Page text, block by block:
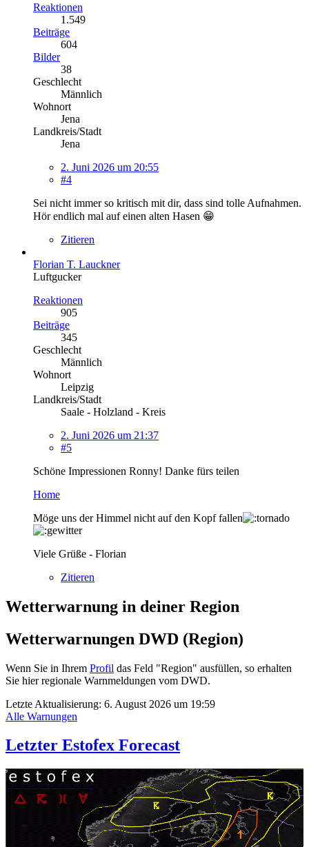
Reaktionen
1.549
Beiträge
604
Bilder
38
Geschlecht
Männlich
Wohnort
Jena
Landkreis/Stadt
Jena
2. Juni 2026 um 20:55
#4
Sei nicht immer so kritisch mit dir, dass sind tolle Aufnahmen.
Hör endlich mal auf einen alten Hasen 😁
Zitieren
Florian T. Lauckner
Luftgucker
Reaktionen
905
Beiträge
345
Geschlecht
Männlich
Wohnort
Leipzig
Landkreis/Stadt
Saale - Holzland - Kreis
2. Juni 2026 um 21:37
#5
Schöne Impressionen Ronny! Danke fürs teilen
Home
Möge uns der Himmel nicht auf den Kopf fallen
Viele Grüße - Florian
Zitieren
Wetterwarnung in deiner Region
Wetterwarnungen DWD (Region)
Wenn Sie in Ihrem Profil das Feld "Region" ausfüllen, so erhalten
Sie hier regionale Warnmeldungen vom DWD.
Letzte Aktualisierung: 6. August 2026 um 19:59
Alle Warnungen
Letzter Estofex Forecast